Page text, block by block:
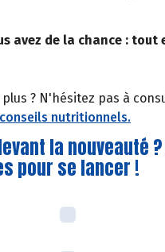
avez de la chance : tout
? N'hésitez pas à
nutritionnels.
la nouveauté ?
pour se lancer !